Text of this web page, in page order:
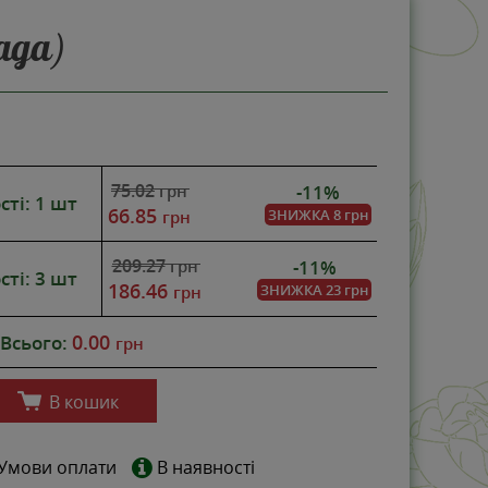
1 шт 75.02 грн
66.85 грн
-11%
ЗНИЖКА 8 грн
3 шт 209.27 грн
186.46 грн
-11%
ЗНИЖКА 23 грн
Всього: 0.00 грн
В кошик
оплати В наявності